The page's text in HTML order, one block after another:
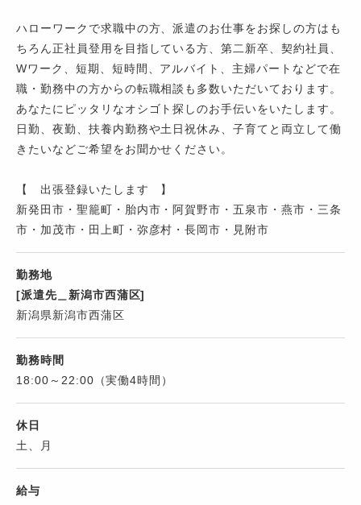
ハローワークで求職中の方、派遣のお仕事をお探しの方はも
ちろん正社員登用を目指している方、第二新卒、契約社員、
Wワーク、短期、短時間、アルバイト、主婦パートなどで在
職・勤務中の方からの転職相談も多数いただいております。
あなたにピッタリなオシゴト探しのお手伝いをいたします。
日勤、夜勤、扶養内勤務や土日祝休み、子育てと両立して働
きたいなどご希望をお聞かせください。
【 出張登録いたします 】
新発田市・聖籠町・胎内市・阿賀野市・五泉市・燕市・三条
市・加茂市・田上町・弥彦村・長岡市・見附市
勤務地
[派遣先＿新潟市西蒲区]
新潟県新潟市西蒲区
勤務時間
18:00～22:00（実働4時間）
休日
土、月
給与